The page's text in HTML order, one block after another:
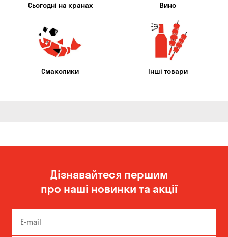
Сьогодні на кранах Вино
Смаколики Інші товари
Дізнавайтеся першим
про наші новинки та акції